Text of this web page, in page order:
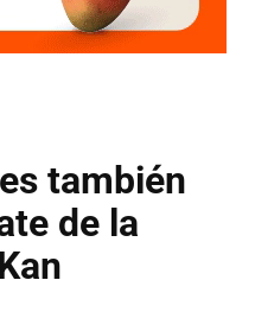
también
de la